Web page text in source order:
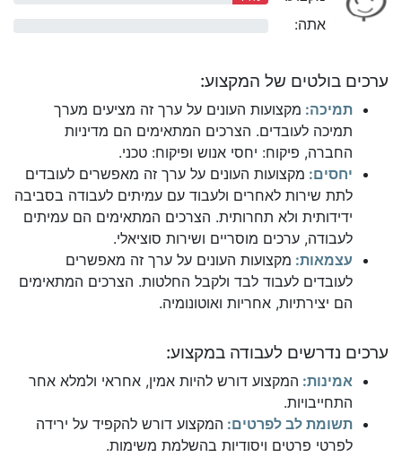
אתה:
ערכים בולטים של המקצוע:
תמיכה: מקצועות העונים על ערך זה מציעים מערך
תמיכה לעובדים. הצרכים המתאימים הם מדיניות
החברה, פיקוח: יחסי אנוש ופיקוח: טכני.
יחסים: מקצועות העונים על ערך זה מאפשרים לעובדים
לתת שירות לאחרים ולעבוד עם עמיתים לעבודה בסביבה
ידידותית ולא תחרותית. הצרכים המתאימים הם עמיתים
לעבודה, ערכים מוסריים ושירות סוציאלי.
עצמאות: מקצועות העונים על ערך זה מאפשרים
לעובדים לעבוד לבד ולקבל החלטות. הצרכים המתאימים
הם יצירתיות, אחריות ואוטונומיה.
ערכים נדרשים לעבודה במקצוע:
אמינות: המקצוע דורש להיות אמין, אחראי ולמלא אחר
התחייבויות.
תשומת לב לפרטים: המקצוע דורש להקפיד על ירידה
לפרטי פרטים ויסודיות בהשלמת משימות.